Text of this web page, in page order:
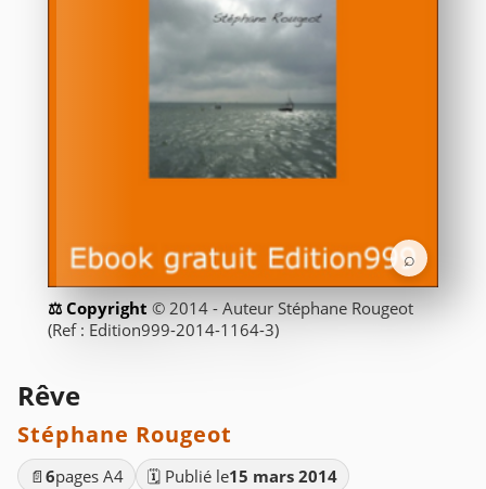
⌕
© 2014 - Auteur Stéphane Rougeot
(Ref : Edition999-2014-1164-3)
Rêve
Stéphane Rougeot
📄 6pages A4 🗓️ Publié le15 mars 2014